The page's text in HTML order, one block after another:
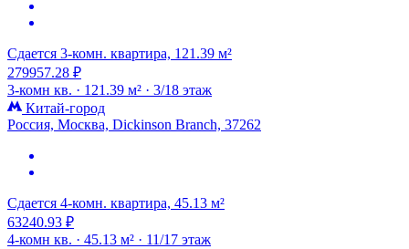
Сдается 3-комн. квартира, 121.39 м²
279957.28 ₽
3-комн кв. · 121.39 м² · 3/18 этаж
Китай-город
Россия, Москва, Dickinson Branch, 37262
Сдается 4-комн. квартира, 45.13 м²
63240.93 ₽
4-комн кв. · 45.13 м² · 11/17 этаж